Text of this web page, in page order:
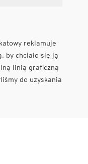
reklamuje
by chciało się ją
linią graficzną
do uzyskania